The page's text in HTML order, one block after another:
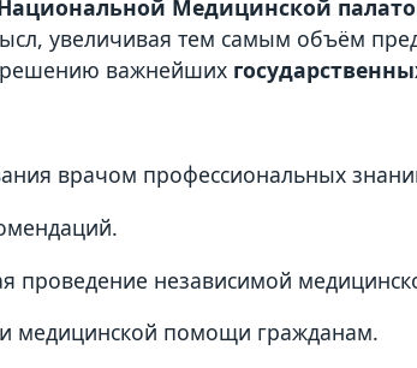
Медицинской
увеличивая тем самым объём
решению важнейших
врачом профессиональных
проведение независимой
медицинской помощи гражданам.